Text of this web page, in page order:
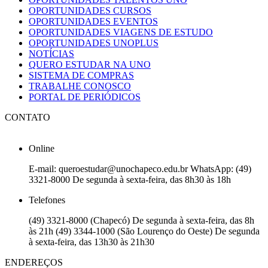
OPORTUNIDADES CURSOS
OPORTUNIDADES EVENTOS
OPORTUNIDADES VIAGENS DE ESTUDO
OPORTUNIDADES UNOPLUS
NOTÍCIAS
QUERO ESTUDAR NA UNO
SISTEMA DE COMPRAS
TRABALHE CONOSCO
PORTAL DE PERIÓDICOS
CONTATO
Online
E-mail: queroestudar@unochapeco.edu.br WhatsApp: (49)
3321-8000 De segunda à sexta-feira, das 8h30 às 18h
Telefones
(49) 3321-8000 (Chapecó) De segunda à sexta-feira, das 8h
às 21h (49) 3344-1000 (São Lourenço do Oeste) De segunda
à sexta-feira, das 13h30 às 21h30
ENDEREÇOS